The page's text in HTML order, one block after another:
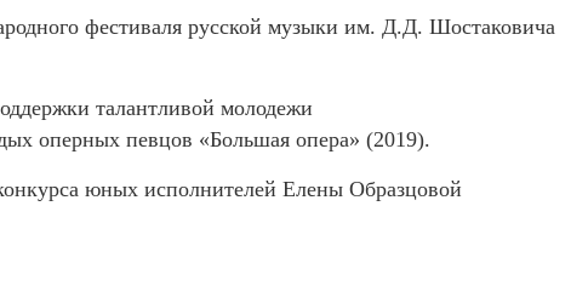
фестиваля русской музыки им. Д.Д. Шостаковича
талантливой молодежи
оперных певцов «Большая опера» (2019).
юных исполнителей Елены Образцовой